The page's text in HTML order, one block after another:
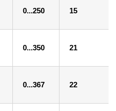
0...250 15
0...350 21
0...367 22